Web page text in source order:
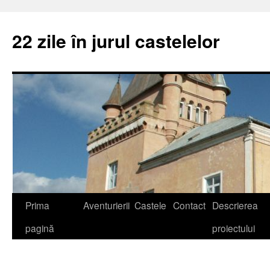
22 zile în jurul castelelor
Prima
pagină
Aventurierii Castele Contact Descrierea
proiectului